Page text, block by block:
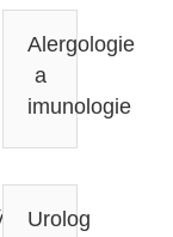
Alergologie
a
imunologie
Urolog